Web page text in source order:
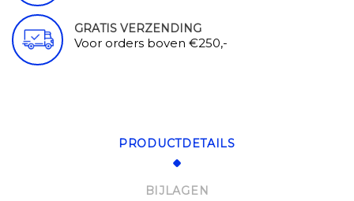
GRATIS VERZENDING
Voor orders boven €250,-
PRODUCTDETAILS
BIJLAGEN